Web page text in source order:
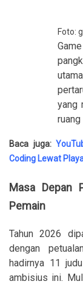
Foto:
yang
ruang
Baca juga:
Coding Lewat
Masa Depan
Pemain
Tahun 2026
dengan
hadirnya 11
ambisius ini.